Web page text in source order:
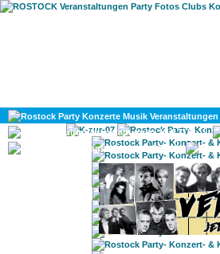
KULTUR
GAY